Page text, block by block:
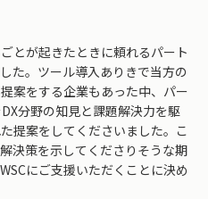
とが起きたときに頼れるパート
た。ツール導入ありきで当方の
案をする企業もあった中、パー
分野の知見と課題解決力を駆
提案をしてくださいました。こ
決策を示してくださりそうな期
にご支援いただくことに決め